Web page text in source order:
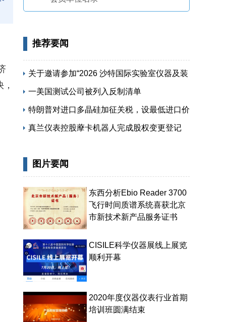
推荐要闻
关于邀请参加“2026 沙特国际实验室仪器及装
备展览会”的函
一美国测试公司被列入反制清单
特朗普对进口多晶硅加征关税，设最低进口价
保护本土供应链
真兰仪表控股藦卡机器人完成股权变更登记
图片要闻
东西分析Ebio Reader 3700
飞行时间质谱系统喜获北京
市新技术新产品服务证书
CISILE科学仪器展线上展览
顺利开幕
2020年度仪器仪表行业首期
培训班圆满结束